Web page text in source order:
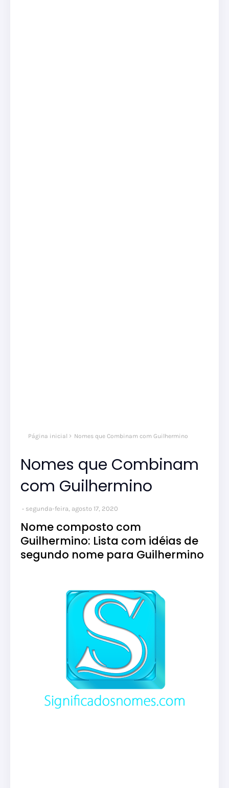
Página inicial Nomes que Combinam com Guilhermino
Nomes que Combinam
com Guilhermino
segunda-feira, agosto 17, 2020
Nome composto com
Guilhermino: Lista com idéias de
segundo nome para Guilhermino